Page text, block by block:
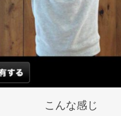
こんな感じ